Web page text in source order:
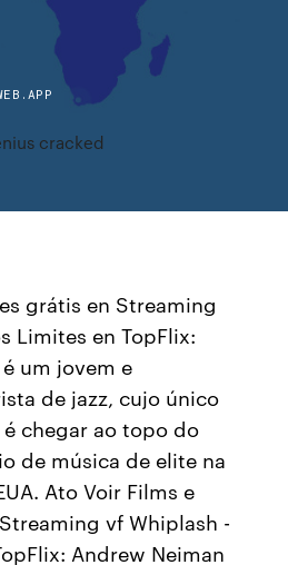
cracked
grátis en Streaming
Limites en TopFlix:
um jovem e
de jazz, cujo único
chegar ao topo do
de música de elite na
Ato Voir Films e
vf Whiplash -
Andrew Neiman